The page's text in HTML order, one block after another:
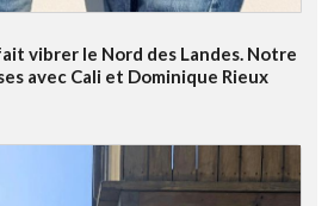
vibrer le Nord des Landes. Notre
avec Cali et Dominique Rieux